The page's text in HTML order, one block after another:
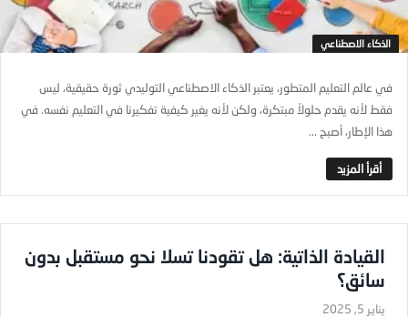
الذكاء الاصطناعي
في عالم التعليم المتطور، يعتبر الذكاء الاصطناعي التوليدي ثورة حقيقية، ليس
فقط لأنه يقدم حلولاً مبتكرة، ولكن لأنه يغير كيفية تفكيرنا في التعليم نفسه. في
هذا الإطار، أصبح ...
القيادة الذاتية: هل تقودنا تسلا نحو مستقبل بدون
سائق؟
يناير 5, 2025